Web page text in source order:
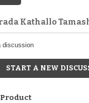
Kathallo
discussion
START A NEW